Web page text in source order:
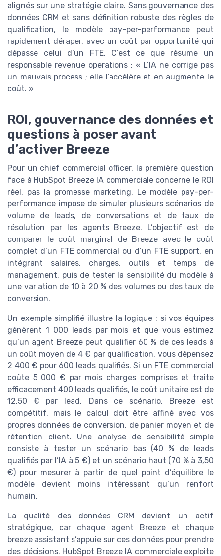
alignés sur une stratégie claire. Sans gouvernance des
données CRM et sans définition robuste des règles de
qualification, le modèle pay-per-performance peut
rapidement déraper, avec un coût par opportunité qui
dépasse celui d’un FTE. C’est ce que résume un
responsable revenue operations : « L’IA ne corrige pas
un mauvais process ; elle l’accélère et en augmente le
coût. »
ROI, gouvernance des données et
questions à poser avant
d’activer Breeze
Pour un chief commercial officer, la première question
face à HubSpot Breeze IA commerciale concerne le ROI
réel, pas la promesse marketing. Le modèle pay-per-
performance impose de simuler plusieurs scénarios de
volume de leads, de conversations et de taux de
résolution par les agents Breeze. L’objectif est de
comparer le coût marginal de Breeze avec le coût
complet d’un FTE commercial ou d’un FTE support, en
intégrant salaires, charges, outils et temps de
management, puis de tester la sensibilité du modèle à
une variation de 10 à 20 % des volumes ou des taux de
conversion.
Un exemple simplifié illustre la logique : si vos équipes
génèrent 1 000 leads par mois et que vous estimez
qu’un agent Breeze peut qualifier 60 % de ces leads à
un coût moyen de 4 € par qualification, vous dépensez
2 400 € pour 600 leads qualifiés. Si un FTE commercial
coûte 5 000 € par mois charges comprises et traite
efficacement 400 leads qualifiés, le coût unitaire est de
12,50 € par lead. Dans ce scénario, Breeze est
compétitif, mais le calcul doit être affiné avec vos
propres données de conversion, de panier moyen et de
rétention client. Une analyse de sensibilité simple
consiste à tester un scénario bas (40 % de leads
qualifiés par l’IA à 5 €) et un scénario haut (70 % à 3,50
€) pour mesurer à partir de quel point d’équilibre le
modèle devient moins intéressant qu’un renfort
humain.
La qualité des données CRM devient un actif
stratégique, car chaque agent Breeze et chaque
breeze assistant s’appuie sur ces données pour prendre
des décisions. HubSpot Breeze IA commerciale exploite